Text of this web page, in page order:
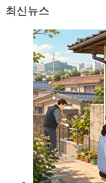
최신뉴스